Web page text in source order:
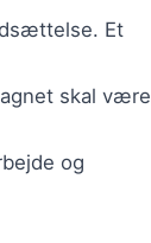
Et
skal være
og